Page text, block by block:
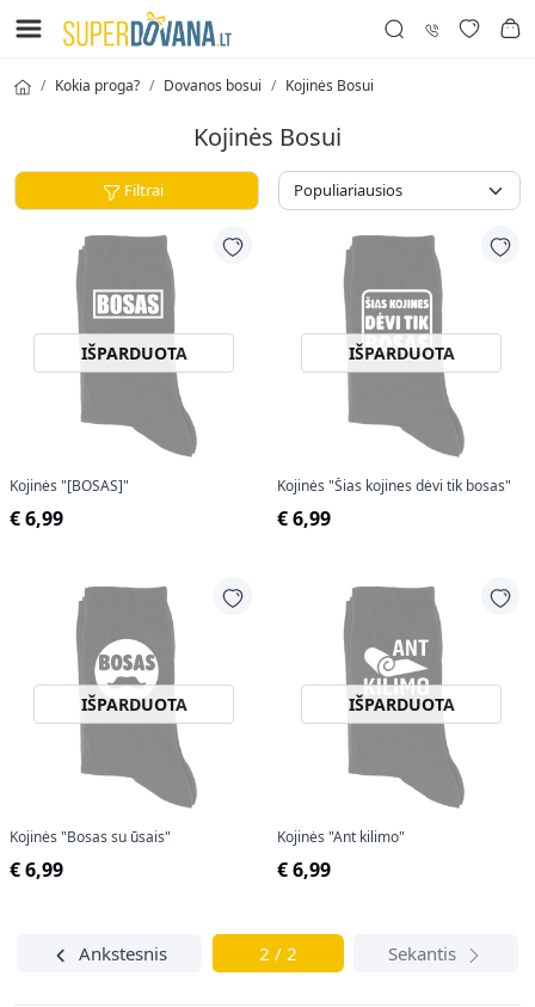
Kokia proga? Dovanos bosui Kojinės Bosui
Kojinės Bosui
Filtrai
IŠPARDUOTA
Kojinės "[BOSAS]"
€ 6,99
IŠPARDUOTA
Kojinės "Šias kojines dėvi tik bosas"
€ 6,99
IŠPARDUOTA
Kojinės "Bosas su ūsais"
€ 6,99
IŠPARDUOTA
Kojinės "Ant kilimo"
€ 6,99
Ankstesnis 2 / 2 Sekantis